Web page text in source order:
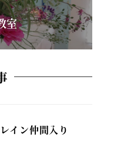
室
イン仲間入り